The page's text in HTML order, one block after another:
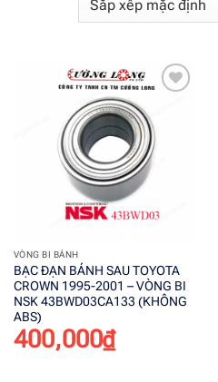
Add to
wishlist
VÒNG BI BÁNH
BẠC ĐẠN BÁNH SAU TOYOTA
CROWN 1995-2001 – VÒNG BI
NSK 43BWD03CA133 (KHÔNG
ABS)
400,000₫